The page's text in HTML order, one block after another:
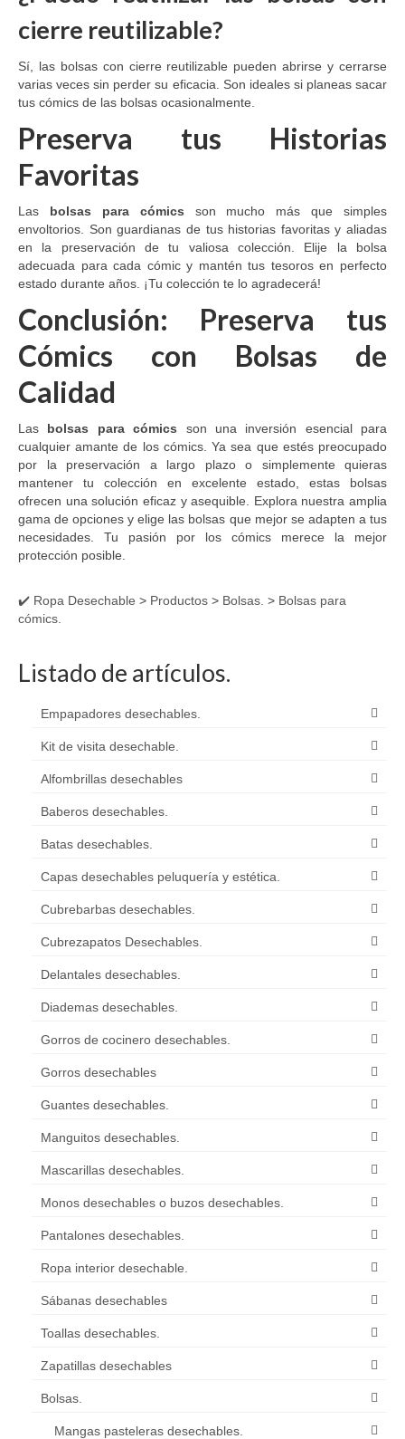
cierre reutilizable?
Sí, las bolsas con cierre reutilizable pueden abrirse y cerrarse
varias veces sin perder su eficacia. Son ideales si planeas sacar
tus cómics de las bolsas ocasionalmente.
Preserva tus Historias
Favoritas
Las bolsas para cómics son mucho más que simples
envoltorios. Son guardianas de tus historias favoritas y aliadas
en la preservación de tu valiosa colección. Elije la bolsa
adecuada para cada cómic y mantén tus tesoros en perfecto
estado durante años. ¡Tu colección te lo agradecerá!
Conclusión: Preserva tus
Cómics con Bolsas de
Calidad
Las bolsas para cómics son una inversión esencial para
cualquier amante de los cómics. Ya sea que estés preocupado
por la preservación a largo plazo o simplemente quieras
mantener tu colección en excelente estado, estas bolsas
ofrecen una solución eficaz y asequible. Explora nuestra amplia
gama de opciones y elige las bolsas que mejor se adapten a tus
necesidades. Tu pasión por los cómics merece la mejor
protección posible.
✔️ Ropa Desechable > Productos > Bolsas. > Bolsas para
cómics.
Listado de artículos.
Empapadores desechables.
Kit de visita desechable.
Alfombrillas desechables
Baberos desechables.
Batas desechables.
Capas desechables peluquería y estética.
Cubrebarbas desechables.
Cubrezapatos Desechables.
Delantales desechables.
Diademas desechables.
Gorros de cocinero desechables.
Gorros desechables
Guantes desechables.
Manguitos desechables.
Mascarillas desechables.
Monos desechables o buzos desechables.
Pantalones desechables.
Ropa interior desechable.
Sábanas desechables
Toallas desechables.
Zapatillas desechables
Bolsas.
Mangas pasteleras desechables.